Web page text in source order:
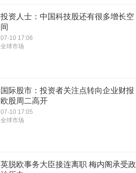
投资人士：中国科技股还有很多增长空
间
07-10 17:06
全球市场
国际股市：投资者关注点转向企业财报
欧股周二高开
07-10 17:05
全球市场
英脱欧事务大臣接连离职 梅内阁承受政